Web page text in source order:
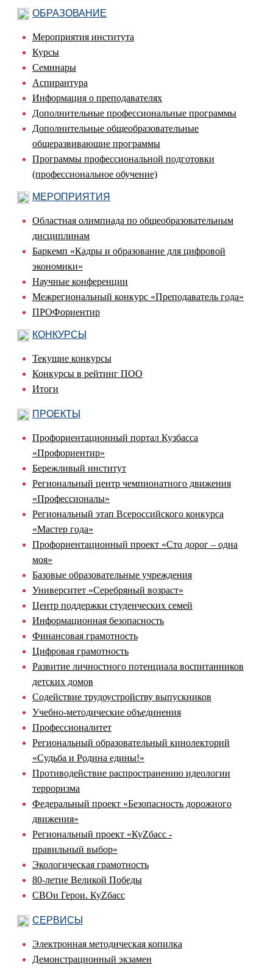
ОБРАЗОВАНИЕ
Мероприятия института
Курсы
Семинары
Аспирантура
Информация о преподавателях
Дополнительные профессиональные программы
Дополнительные общеобразовательные
общеразвивающие программы
Программы профессиональной подготовки
(профессиональное обучение)
МЕРОПРИЯТИЯ
Областная олимпиада по общеобразовательным
дисциплинам
Баркемп «Кадры и образование для цифровой
экономики»
Научные конференции
Межрегиональный конкурс «Преподаватель года»
ПРОФориентир
КОНКУРСЫ
Текущие конкурсы
Конкурсы в рейтинг ПОО
Итоги
ПРОЕКТЫ
Профориентационный портал Кузбасса
«Профориентир»
Бережливый институт
Региональный центр чемпионатного движения
«Профессионалы»
Региональный этап Всероссийского конкурса
«Мастер года»
Профориентационный проект «Сто дорог – одна
моя»
Базовые образовательные учреждения
Университет «Серебряный возраст»
Центр поддержки студенческих семей
Информационная безопасность
Финансовая грамотность
Цифровая грамотность
Развитие личностного потенциала воспитанников
детских домов
Содействие трудоустройству выпускников
Учебно-методические объединения
Профессионалитет
Региональный образовательный кинолекторий
«Судьба и Родина едины!»
Противодействие распространению идеологии
терроризма
Федеральный проект «Безопасность дорожного
движения»
Региональный проект «КуZбасс -
правильный выбор»
Экологическая грамотность
80-летие Великой Победы
СВОи Герои. КуZбасс
СЕРВИСЫ
Электронная методическая копилка
Демонстрационный экзамен